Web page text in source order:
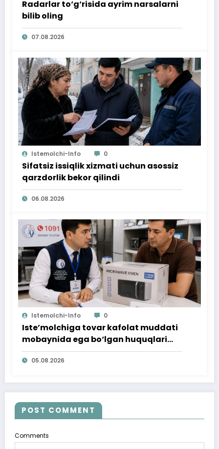
Radarlar to‘g‘risida ayrim narsalarni
bilib oling
07.08.2026
Istemolchi-Info 0
Sifatsiz issiqlik xizmati uchun asossiz
qarzdorlik bekor qilindi
06.08.2026
Istemolchi-Info 0
Iste’molchiga tovar kafolat muddati
mobaynida ega bo‘lgan huquqlari
ta’minlab berildi
05.08.2026
POST COMMENT
Comments